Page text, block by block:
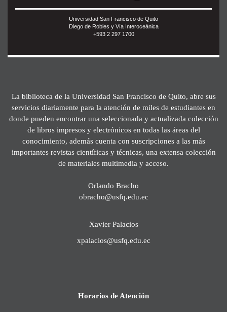
Universidad San Francisco de Quito
Diego de Robles y Vía Interoceánica
+593 2 297 1700
La biblioteca de la Universidad San Francisco de Quito, abre sus
servicios diariamente para la atención de miles de estudiantes en
donde pueden encontrar una seleccionada y actualizada colección
de libros impresos y electrónicos en todas las áreas del
conocimiento, además cuenta con suscripciones a las más
importantes revistas científicas y técnicas, una extensa colección
de materiales multimedia y acceso.
Orlando Bracho
obracho@usfq.edu.ec
Xavier Palacios
xpalacios@usfq.edu.ec
Horarios de Atención